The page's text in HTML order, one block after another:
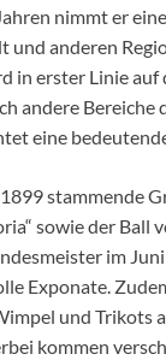
nimmt er
und anderen
in erster Linie auf
andere Bereiche
eine
stammende
sowie der Ball
im
Exponate.
und Trikots
kommen